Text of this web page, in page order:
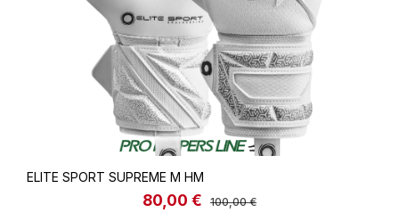
ELITE SPORT SUPREME M HM
Verkaufspreis:
80,00 € Regulärer Preis:
100,00 €